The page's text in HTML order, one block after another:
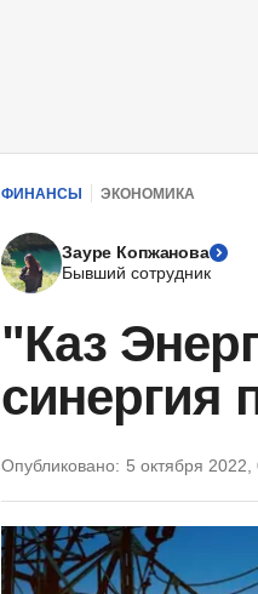
ФИНАНСЫ ЭКОНОМИКА
Зауре Копжанова
Бывший сотрудник
"Каз
синергия
Опубликовано: 5 октября 2022,